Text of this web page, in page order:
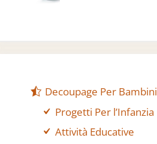
Decoupage Per Bambini
Progetti Per l’Infanzia
Attività Educative